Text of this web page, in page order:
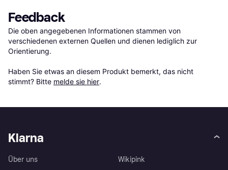
Feedback
Die oben angegebenen Informationen stammen von
verschiedenen externen Quellen und dienen lediglich zur
Orientierung.
Haben Sie etwas an diesem Produkt bemerkt, das nicht
stimmt? Bitte melde sie hier.
Klarna
Über uns
Wikipink